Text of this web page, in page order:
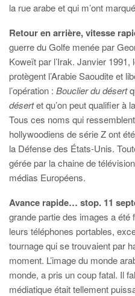
la rue arabe et qui m’ont
Retour en arrière, vitesse
guerre du Golfe menée par
Koweït par l’Irak. Janvier
protègent l’Arabie Saoudite et
l’opération : Bouclier du désert
désertet qu’on peut qualifier à
Tous ces noms qui
hollywoodiens de série Z ont
la Défense des États-Unis.
gérée par la chaine de
médias Européens.
Avance rapide… stop. 11
grande partie des images a
leurs téléphones portables,
tournage qui se trouvaient par
moment. L’image du monde
monde, a pris un coup fatal. Il
médiatique était tellement